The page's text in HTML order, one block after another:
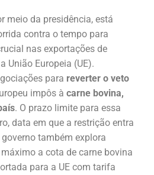
meio da presidência, está
contra o tempo para
nas exportações de
União Europeia (UE).
para reverter o veto
impôs à carne bovina,
. O prazo limite para essa
data em que a restrição entra
também explora
a cota de carne bovina
para a UE com tarifa